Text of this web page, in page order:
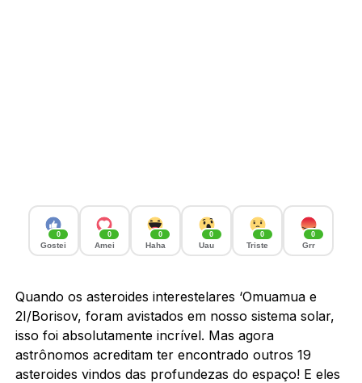
0
Gostei
0
Amei
0
Haha
0
Uau
0
Triste
0
Grr
Quando os asteroides interestelares ‘Omuamua e
2I/Borisov, foram avistados em nosso sistema solar,
isso foi absolutamente incrível. Mas agora
astrônomos acreditam ter encontrado outros 19
asteroides vindos das profundezas do espaço! E eles